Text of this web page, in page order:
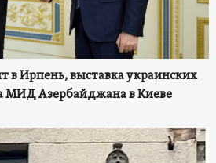
в Ирпень, выставка украинских
МИД Азербайджана в Киеве